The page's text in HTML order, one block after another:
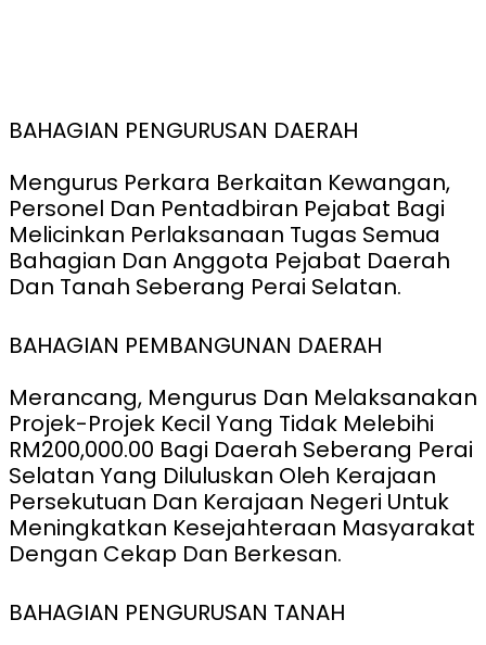
BAHAGIAN PENGURUSAN DAERAH
Mengurus Perkara Berkaitan Kewangan,
Personel Dan Pentadbiran Pejabat Bagi
Melicinkan Perlaksanaan Tugas Semua
Bahagian Dan Anggota Pejabat Daerah
Dan Tanah Seberang Perai Selatan.
BAHAGIAN PEMBANGUNAN DAERAH
Merancang, Mengurus Dan Melaksanakan
Projek-Projek Kecil Yang Tidak Melebihi
RM200,000.00 Bagi Daerah Seberang Perai
Selatan Yang Diluluskan Oleh Kerajaan
Persekutuan Dan Kerajaan Negeri Untuk
Meningkatkan Kesejahteraan Masyarakat
Dengan Cekap Dan Berkesan.
BAHAGIAN PENGURUSAN TANAH